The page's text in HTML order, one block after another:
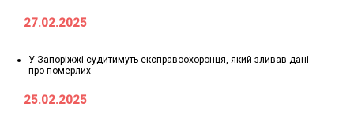
27.02.2025
У Запоріжжі судитимуть експравоохоронця, який зливав дані
про померлих
25.02.2025